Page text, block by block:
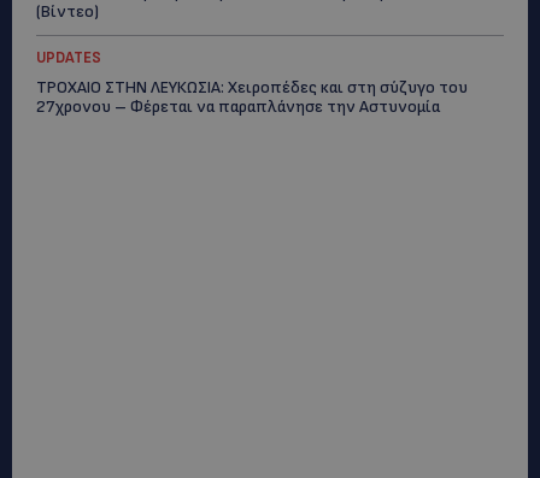
(Βίντεο)
UPDATES
ΤΡΟΧΑΙΟ ΣΤΗΝ ΛΕΥΚΩΣΙΑ: Χειροπέδες και στη σύζυγο του
27χρονου – Φέρεται να παραπλάνησε την Αστυνομία